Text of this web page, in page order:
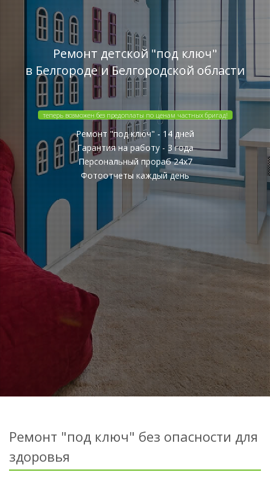
Ремонт детской "под ключ"
в Белгороде и Белгородской области
теперь возможен без предоплаты по ценам частных бригад!
Ремонт "под ключ" - 14 дней
Гарантия на работу - 3 года
Персональный прораб 24x7
Фотоотчеты каждый день
Ремонт "под ключ" без опасности для
здоровья